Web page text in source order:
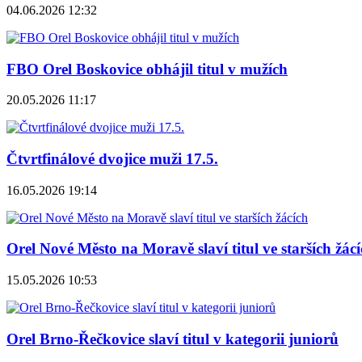
04.06.2026 12:32
FBO Orel Boskovice obhájil titul v mužích
20.05.2026 11:17
Čtvrtfinálové dvojice muži 17.5.
16.05.2026 19:14
Orel Nové Město na Moravě slaví titul ve starších
15.05.2026 10:53
Orel Brno-Řečkovice slaví titul v kategorii juniorů